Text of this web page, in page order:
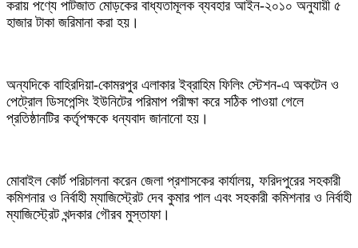
করায় পণ্যে পাটজাত মোড়কের বাধ্যতামূলক ব্যবহার আইন-২০১০ অনুযায়ী ৫
হাজার টাকা জরিমানা করা হয়।
অন্যদিকে বাহিরদিয়া-কোমরপুর এলাকার ইব্রাহিম ফিলিং স্টেশন-এ অকটেন ও
পেট্রোল ডিসপেন্সিং ইউনিটের পরিমাপ পরীক্ষা করে সঠিক পাওয়া গেলে
প্রতিষ্ঠানটির কর্তৃপক্ষকে ধন্যবাদ জানানো হয়।
মোবাইল কোর্ট পরিচালনা করেন জেলা প্রশাসকের কার্যালয়, ফরিদপুরের সহকারী
কমিশনার ও নির্বাহী ম্যাজিস্ট্রেট দেব কুমার পাল এবং সহকারী কমিশনার ও নির্বাহী
ম্যাজিস্ট্রেট খন্দকার গৌরব মুস্তাফা।